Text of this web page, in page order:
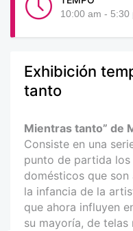
10:00 am - 5:30
Exhibición
tanto
Mientras tanto” de
Consiste en una
punto de partida
domésticos que
la infancia de la
que ahora influyen
su mayoría, de